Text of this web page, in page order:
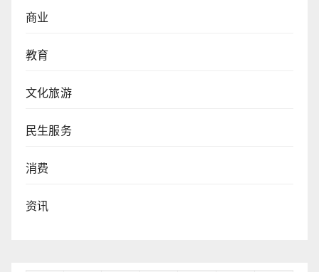
商业
教育
文化旅游
民生服务
消费
资讯